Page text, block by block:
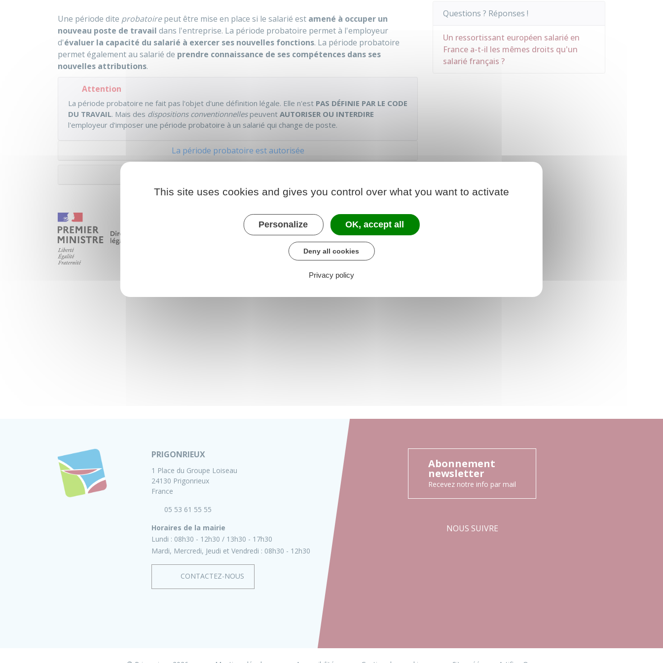
Une période dite probatoirepeut être mise en place si le salarié est amené à occuper un
nouveau poste de travail dans l'entreprise. La période probatoire permet à l'employeur
d'évaluer la capacité du salarié à exercer ses nouvelles fonctions. La période probatoire
permet également au salarié de prendre connaissance de ses compétences dans ses
nouvelles attributions.
Attention
La période probatoire ne fait pas l'objet d'une définition légale. Elle n'est PAS DÉFINIE PAR LE CODE
DU TRAVAIL. Mais des dispositions conventionnellespeuvent AUTORISER OU INTERDIRE
l'employeur d'imposer une période probatoire à un salarié qui change de poste.
La période probatoire est autorisée
Questions ? Réponses !
Un ressortissant européen salarié en
France a-t-il les mêmes droits qu'un
salarié français ?
PRIGONRIEUX
1 Place du Groupe Loiseau
24130 Prigonrieux
France
05 53 61 55 55
Horaires de la mairie
Lundi : 08h30 - 12h30
13h30 - 17h30
Mardi, Mercredi, Jeudi et Vendredi : 08h30 - 12h30
CONTACTEZ-NOUS
Abonnement
newsletter
Recevez notre info par mail
NOUS SUIVRE
This site uses cookies and gives you control over what you want to activate
Personalize OK, accept all
Deny all cookies
Privacy policy